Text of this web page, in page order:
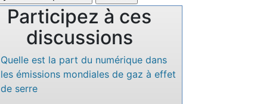
Participez à ces
discussions
Quelle est la part du numérique dans
les émissions mondiales de gaz à effet
de serre